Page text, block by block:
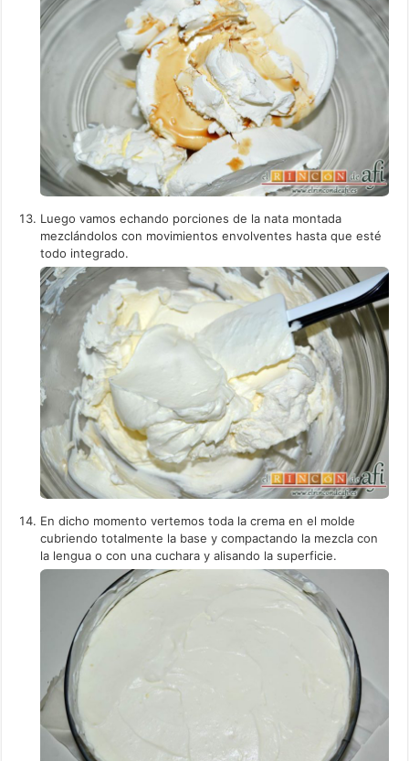
Luego vamos echando porciones de la nata montada
mezclándolos con movimientos envolventes hasta que esté
todo integrado.
En dicho momento vertemos toda la crema en el molde
cubriendo totalmente la base y compactando la mezcla con
la lengua o con una cuchara y alisando la superficie.